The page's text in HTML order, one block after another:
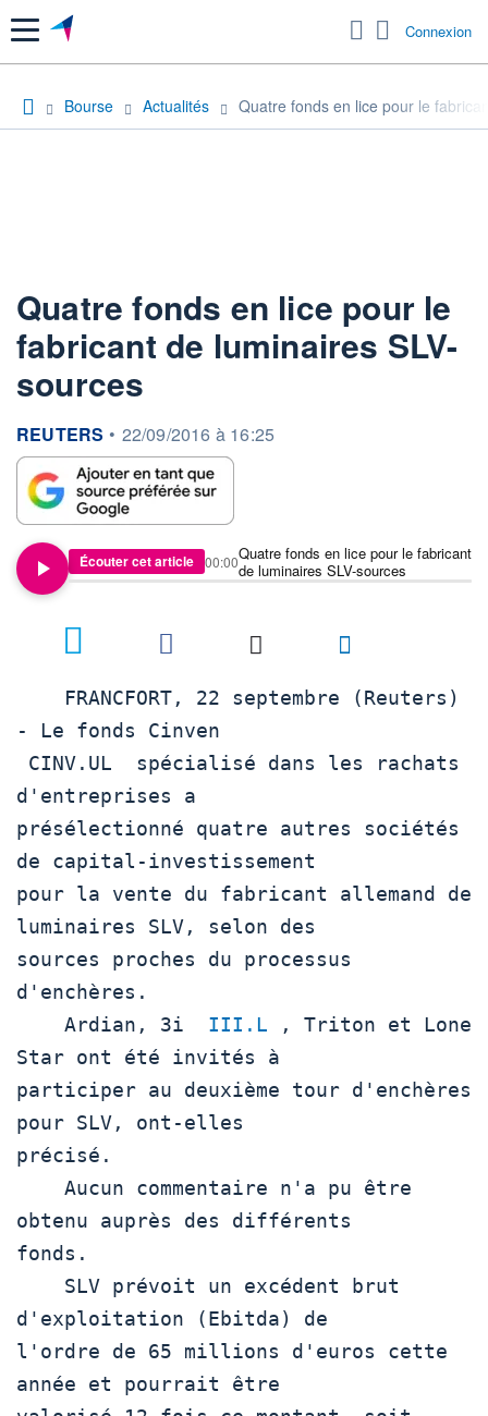
Menu Connexion
Bourse Actualités Quatre fonds en lice pour le
Quatre fonds en lice pour le
fabricant de luminaires SLV-
sources
information fournie par
REUTERS • 22/09/2016 à 16:25
Écouter cet article
Quatre fonds en lice pour le fabricant
de luminaires SLV-sources
00:00
- Le fonds Cinven
d'entreprises a
présélectionné quatre autres sociétés
de capital-investissement
pour la vente du fabricant allemand de
luminaires SLV, selon des
sources proches du processus
d'enchères.
    Ardian, 3i
III.L , Triton et Lone
Star ont été invités à
participer au deuxième tour d'enchères
pour SLV, ont-elles
précisé.
obtenu auprès des différents
fonds.
d'exploitation (Ebitda) de
l'ordre de 65 millions d'euros cette
année et pourrait être